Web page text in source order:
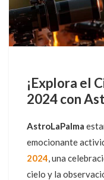
¡Explora el
2024 con
AstroLaPalma
emocionante
2024, una
cielo y la